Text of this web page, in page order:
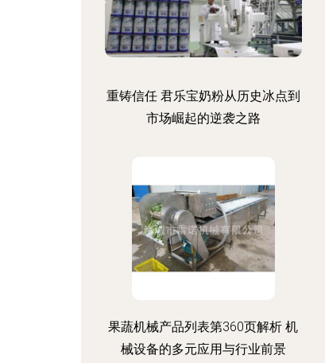
重铸信任 君乐宝奶粉从历史冰点到
市场崛起的逆袭之路
果蔬机械产品列表第360页解析 机
械设备的多元应用与行业前景